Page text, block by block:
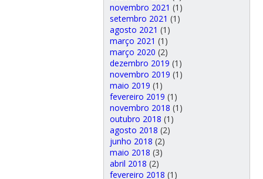
novembro 2021 (1)
setembro 2021 (1)
agosto 2021 (1)
março 2021 (1)
março 2020 (2)
dezembro 2019 (1)
novembro 2019 (1)
maio 2019 (1)
fevereiro 2019 (1)
novembro 2018 (1)
outubro 2018 (1)
agosto 2018 (2)
junho 2018 (2)
maio 2018 (3)
abril 2018 (2)
fevereiro 2018 (1)